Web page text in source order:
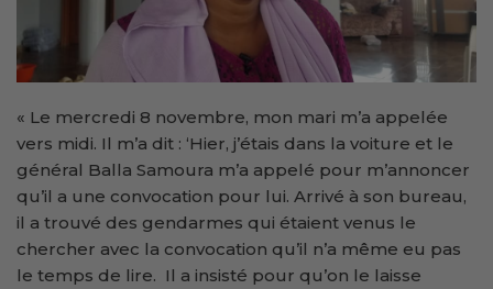
« Le mercredi 8 novembre, mon mari m’a appelée
vers midi. Il m’a dit : ‘Hier, j’étais dans la voiture et le
général Balla Samoura m’a appelé pour m’annoncer
qu’il a une convocation pour lui. Arrivé à son bureau,
il a trouvé des gendarmes qui étaient venus le
chercher avec la convocation qu’il n’a même eu pas
le temps de lire. Il a insisté pour qu’on le laisse